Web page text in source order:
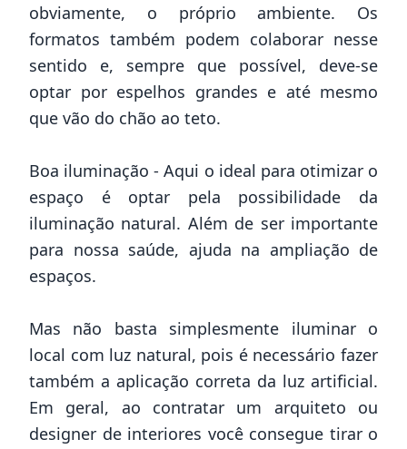
obviamente, o próprio ambiente. Os
formatos também podem colaborar nesse
sentido e, sempre que possível, deve-se
optar por espelhos grandes e até mesmo
que vão do chão ao teto.
Boa iluminação - Aqui o ideal para otimizar o
espaço é optar pela possibilidade da
iluminação natural. Além de ser importante
para nossa saúde, ajuda na ampliação de
espaços.
Mas não basta simplesmente iluminar o
local com luz natural, pois é necessário fazer
também a aplicação correta da luz artificial.
Em geral, ao contratar um arquiteto ou
designer de interiores você consegue tirar o